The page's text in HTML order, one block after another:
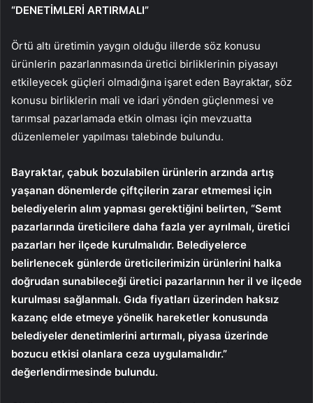
“DENETİMLERİ ARTIRMALI”
Örtü altı üretimin yaygın olduğu illerde söz konusu
ürünlerin pazarlanmasında üretici birliklerinin piyasayı
etkileyecek güçleri olmadığına işaret eden Bayraktar, söz
konusu birliklerin mali ve idari yönden güçlenmesi ve
tarımsal pazarlamada etkin olması için mevzuatta
düzenlemeler yapılması talebinde bulundu.
Bayraktar, çabuk bozulabilen ürünlerin arzında artış
yaşanan dönemlerde çiftçilerin zarar etmemesi için
belediyelerin alım yapması gerektiğini belirten, “Semt
pazarlarında üreticilere daha fazla yer ayrılmalı, üretici
pazarları her ilçede kurulmalıdır. Belediyelerce
belirlenecek günlerde üreticilerimizin ürünlerini halka
doğrudan sunabileceği üretici pazarlarının her il ve ilçede
kurulması sağlanmalı. Gıda fiyatları üzerinden haksız
kazanç elde etmeye yönelik hareketler konusunda
belediyeler denetimlerini artırmalı, piyasa üzerinde
bozucu etkisi olanlara ceza uygulamalıdır.”
değerlendirmesinde bulundu.